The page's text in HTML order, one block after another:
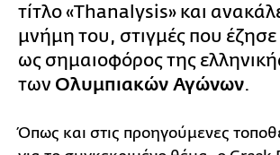
τίτλο «Thanalysis» και
μνήμη του, στιγμές που έζησε
ως σημαιοφόρος της
των Ολυμπιακών Αγώνων.
Όπως και στις προηγούμενες